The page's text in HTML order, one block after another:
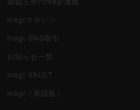
magiマガジン
magi SNS取引
お知らせ一覧
magi VAULT
magi（英語版）